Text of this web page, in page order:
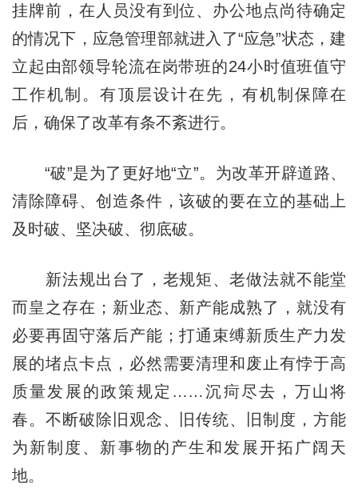
挂牌前，在人员没有到位、办公地点尚待确定
的情况下，应急管理部就进入了“应急”状态，建
立起由部领导轮流在岗带班的24小时值班值守
工作机制。有顶层设计在先，有机制保障在
后，确保了改革有条不紊进行。
“破”是为了更好地“立”。为改革开辟道路、
清除障碍、创造条件，该破的要在立的基础上
及时破、坚决破、彻底破。
新法规出台了，老规矩、老做法就不能堂
而皇之存在；新业态、新产能成熟了，就没有
必要再固守落后产能；打通束缚新质生产力发
展的堵点卡点，必然需要清理和废止有悖于高
质量发展的政策规定……沉疴尽去，万山将
春。不断破除旧观念、旧传统、旧制度，方能
为新制度、新事物的产生和发展开拓广阔天
地。